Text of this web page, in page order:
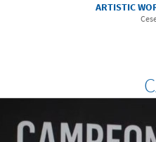
ARTISTIC